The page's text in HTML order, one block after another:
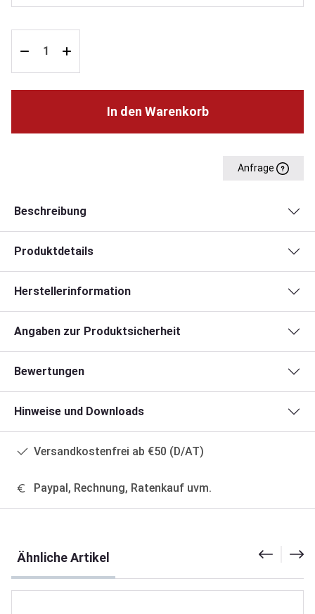
In den Warenkorb
Anfrage
Beschreibung
Produktdetails
Herstellerinformation
Angaben zur Produktsicherheit
Bewertungen
Hinweise und Downloads
Versandkostenfrei ab €50 (D/AT)
Paypal, Rechnung, Ratenkauf uvm.
Ähnliche Artikel